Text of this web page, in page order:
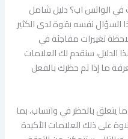
الواتس اب؟ دليل شامل
السؤال نفسه بقوة لدى الكثير
تغييرات مفاجئة في
الدليل، سنقدم لك العلامات
ما إذا تم حظرك بالفعل
بالحظر في واتساب، بما
على ذلك العلامات الأكيدة